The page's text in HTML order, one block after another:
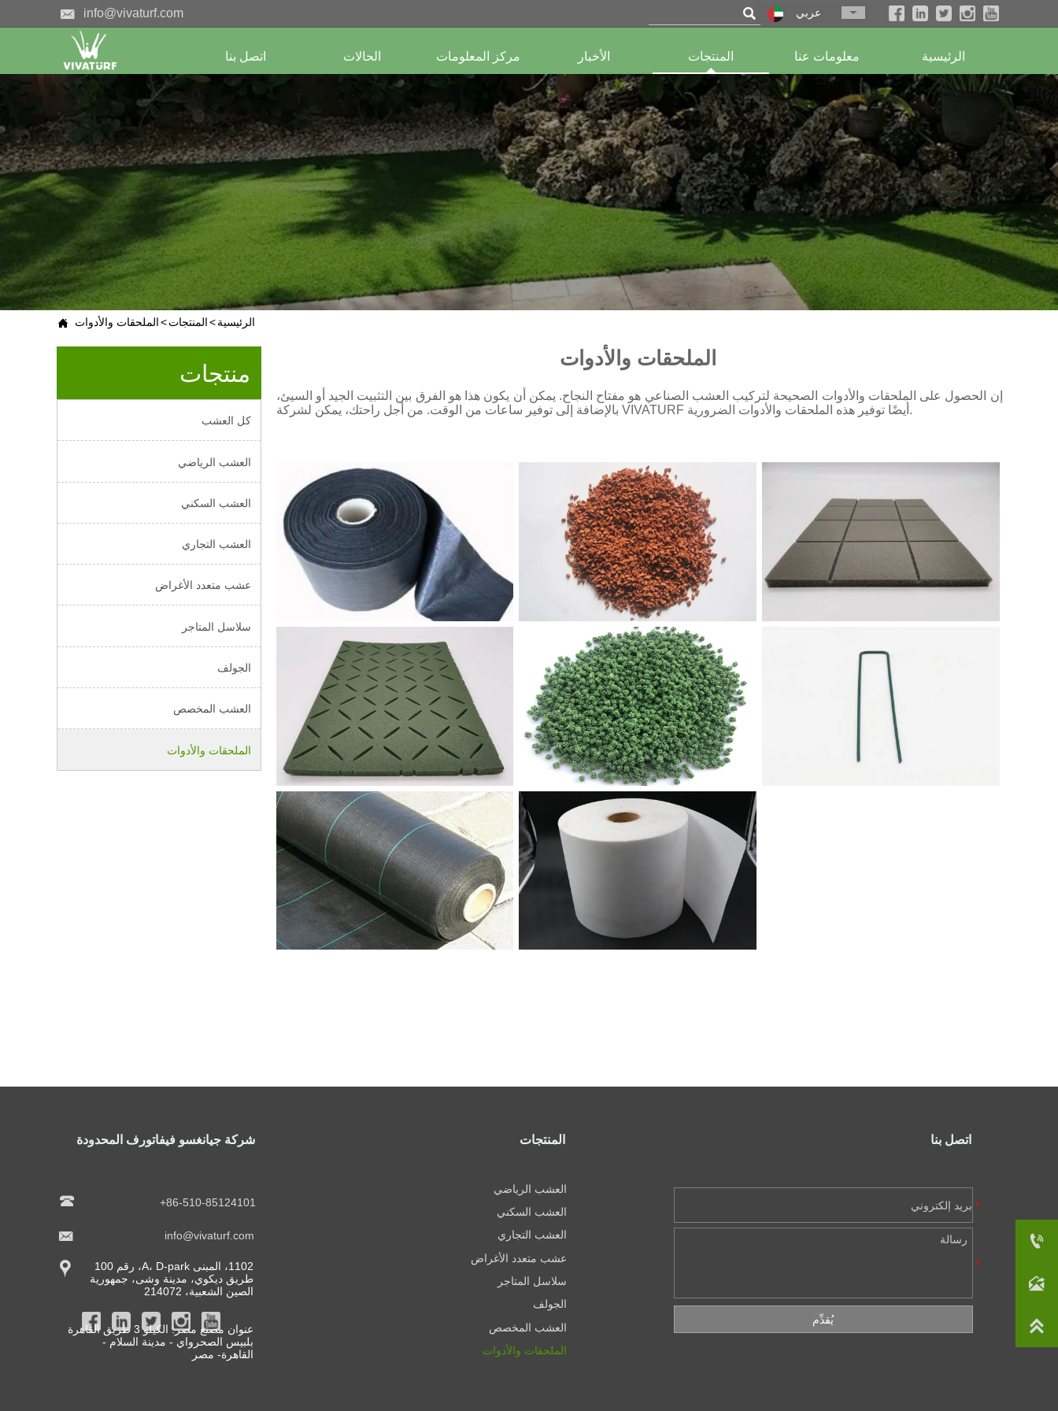
اتصل بنا الحالات مركز المعلومات الأخبار المنتجات معلومات عنا الرئيسية
 info@vivaturf.com  عربي
يُقدِّم
شركة جيانغسو فيفاتورف المحدودة
 +86-510-85124101

 info@vivaturf.com
اتصل بنا
العشب الرياضي
العشب السكني
العشب التجاري
عشب متعدد الأغراض
سلاسل المتاجر
الجولف
العشب المخصص
الملحقات والأدوات
المنتجات
1102، المبنى A، D-park، رقم 100
طريق ديكوي، مدينة وشى، جمهورية
الصين الشعبية، 214072
عنوان مصنع مصر: الكيلو 3 طريق القاهرة
بلبيس الصحرواي - مدينة السلام -
القاهرة- مصر
منتجات
 الرئيسية>المنتجات>الملحقات والأدوات
الملحقات والأدوات
إن الحصول على الملحقات والأدوات الصحيحة لتركيب العشب الصناعي هو مفتاح النجاح. يمكن أن يكون هذا هو الفرق بين التثبيت الجيد أو السيئ،
بالإضافة إلى توفير ساعات من الوقت. من أجل راحتك، يمكن لشركة VIVATURF أيضًا توفير هذه الملحقات والأدوات الضرورية.
كل العشب
العشب الرياضي
العشب السكني
العشب التجاري
عشب متعدد الأغراض
سلاسل المتاجر
الجولف
العشب المخصص
الملحقات والأدوات
الشريط المشترك الأسود حبيبات EPDM وسادة الصدمات-أ
وسادة الصدمات-B حبيبات TPE يو مسمار
حصيرة الاعشاب الشريط المشترك الأبيض


